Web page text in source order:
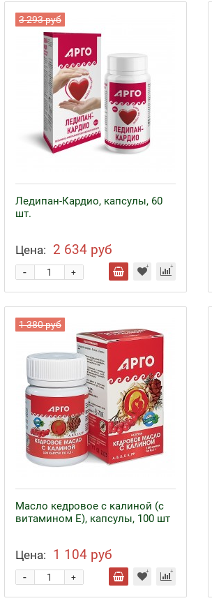
3 293 руб
Ледипан-Кардио, капсулы, 60
шт.
Цена: 2 634 руб
+
-
1 380 руб
Масло кедровое с калиной (с
витамином Е), капсулы, 100 шт
Цена: 1 104 руб
+
-